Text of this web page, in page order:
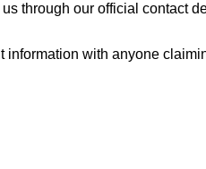
Qualität und Vielfalt. Neue
spannende Titel mit
Jackpots, Megaways-
Shows und exklusiven
through our official contact
information with anyone